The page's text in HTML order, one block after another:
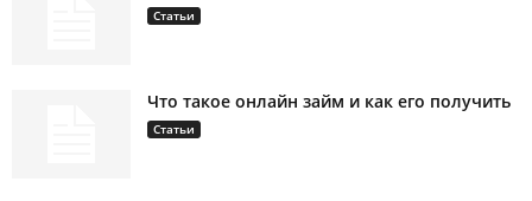
Статьи
Что такое онлайн займ и как его получить
Статьи